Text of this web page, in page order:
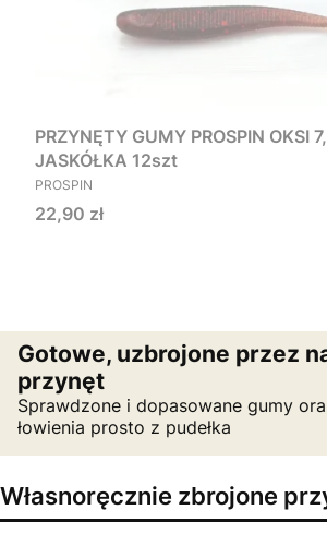
PRZYNĘTY GUMY PROSPIN OKSI
JASKÓŁKA 12szt
PRODUCENT
PROSPIN
Cena
22,90 zł
Gotowe, uzbrojone przez
przynęt
Sprawdzone i dopasowane gumy
łowienia prosto z pudełka
Własnoręcznie zbrojone